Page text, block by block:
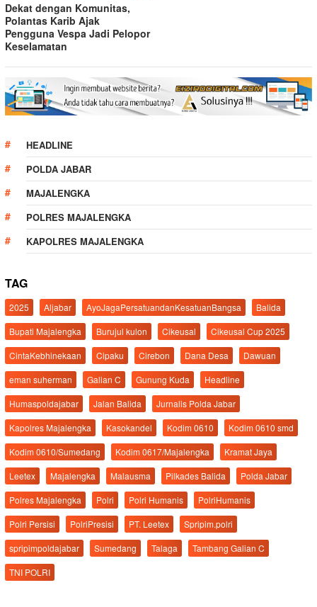
Dekat dengan Komunitas,
Polantas Karib Ajak
Pengguna Vespa Jadi Pelopor
Keselamatan
HEADLINE
POLDA JABAR
MAJALENGKA
POLRES MAJALENGKA
KAPOLRES MAJALENGKA
TAG
2025 Aljabar AyoJagaPersatuandanKesatuanBangsa
Balida
Bupati Majalengka
Burujul kulon Cikeusal
Cikeusal Cup 2025
CintaKebhinekaan
Cipaku Cirebon Dana Desa
Dawuan
eman suherman
Galian C Gunung Kuda
Headline
Humaspoldajabar
Jalan Balida
Jurnalis Polda Jabar
Kapolres Majalengka
Kasokandel Kodim 0610
Kodim 0610 smd
Kodim 0610/Sumedang
Kodim 0617/Majalengka
Kramat Jaya
Leetex
Majalengka Malausma Pilkades Balida
Polda Jabar
Polres Majalengka
Polri Polri Humanis
PolriHumanis
Polri Persisi
PolriPresisi PT. Leetex
Spripim.polri
spripimpoldajabar
Sumedang Talaga
Tambang Galian C
TNI POLRI